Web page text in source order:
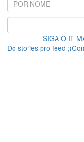
SIGA O IT
Do stories pro feed